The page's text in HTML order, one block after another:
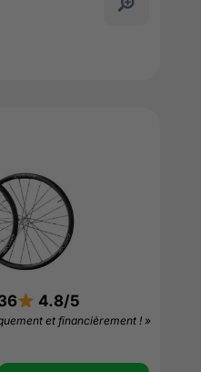
4.8/5
et financièrement ! »